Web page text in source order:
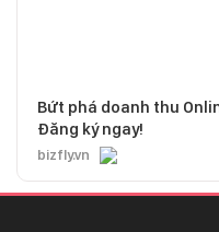
Bứt phá doanh thu
Đăng ký ngay!
bizfly.vn